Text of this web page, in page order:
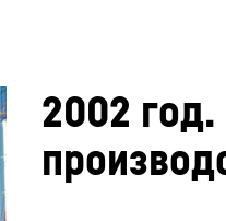
2002